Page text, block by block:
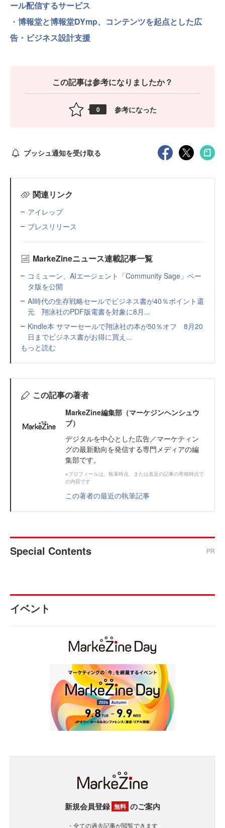
ール配信するサービス
・ 博報堂と博報堂DYmp、コンテンツを起点とした広
告・ビジネス設計支援
この記事は参考になりましたか？
0 参考になった
プッシュ通知を受け取る
関連リンク
アイレップ
プレスリリース
MarkeZineニュース連載記事一覧
コミューン、AIエージェント「Community Sage」ベー
タ版を公開
AI時代の生存戦略セールでビジネス書が40％ポイント還
元 翔泳社のPDF版電書を対象に8月...
Kindle本 サマーセールで翔泳社の本が50％オフ 8月20
日までビジネス書がお得に買え...
もっと読む
この記事の著者
MarkeZine編集部（マーケジンヘンシュウ
ブ）
デジタルを中心とした広告／マーケティン
グの最新動向を発信する専門メディアの編
集部です。
※プロフィールは、執筆時点、または直近の記事の寄稿時点で
の内容です
この著者の最近の執筆記事
Special Contents PR
イベント
新規会員登録 無料 のご案内
・全ての過去記事が閲覧できます